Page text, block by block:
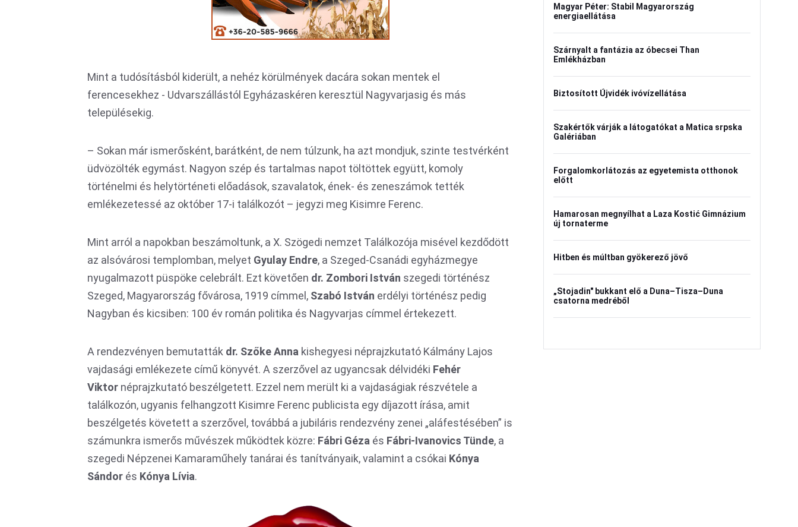
Mint a tudósításból kiderült, a nehéz körülmények dacára sokan mentek el
ferencesekhez - Udvarszállástól Egyházaskéren keresztül Nagyvarjasig és más
településekig.
– Sokan már ismerősként, barátként, de nem túlzunk, ha azt mondjuk, szinte testvérként
üdvözölték egymást. Nagyon szép és tartalmas napot töltöttek együtt, komoly
történelmi és helytörténeti előadások, szavalatok, ének- és zeneszámok tették
emlékezetessé az október 17-i találkozót – jegyzi meg Kisimre Ferenc.
Mint arról a napokban beszámoltunk, a X. Szögedi nemzet Találkozója misével kezdődött
az alsóvárosi templomban, melyet Gyulay Endre, a Szeged-Csanádi egyházmegye
nyugalmazott püspöke celebrált. Ezt követően dr. Zombori István szegedi történész
Szeged, Magyarország fővárosa, 1919 címmel, Szabó István erdélyi történész pedig
Nagyban és kicsiben: 100 év román politika és Nagyvarjas címmel értekezett.
A rendezvényen bemutatták dr. Szőke Anna kishegyesi néprajzkutató Kálmány Lajos
vajdasági emlékezete című könyvét. A szerzővel az ugyancsak délvidéki Fehér
Viktor néprajzkutató beszélgetett. Ezzel nem merült ki a vajdaságiak részvétele a
találkozón, ugyanis felhangzott Kisimre Ferenc publicista egy díjazott írása, amit
beszélgetés követett a szerzővel, továbbá a jubiláris rendezvény zenei „aláfestésében” is
számunkra ismerős művészek működtek közre: Fábri Géza és Fábri-Ivanovics Tünde, a
szegedi Népzenei Kamaraműhely tanárai és tanítványaik, valamint a csókai Kónya
Sándor és Kónya Lívia.
Magyar Péter: Stabil Magyarország
energiaellátása
Szárnyalt a fantázia az óbecsei Than
Emlékházban
Biztosított Újvidék ivóvízellátása
Szakértők várják a látogatókat a Matica srpska
Galériában
Forgalomkorlátozás az egyetemista otthonok
előtt
Hamarosan megnyílhat a Laza Kostić Gimnázium
új tornaterme
Hitben és múltban gyökerező jövő
„Stojadin" bukkant elő a Duna–Tisza–Duna
csatorna medréből